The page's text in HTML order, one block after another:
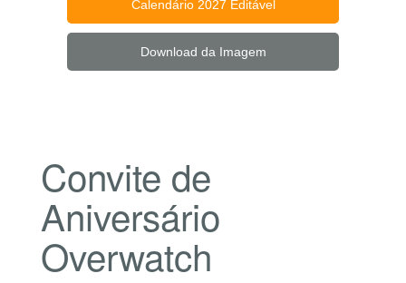
Calendário 2027 Editável
Download da Imagem
Convite de
Aniversário
Overwatch